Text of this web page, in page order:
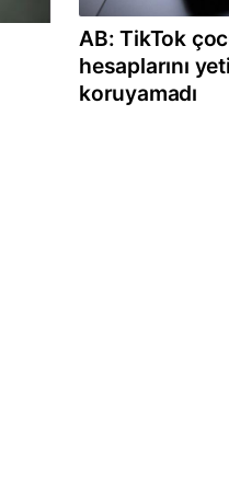
AB: TikTok
hesaplarını
koruyamadı